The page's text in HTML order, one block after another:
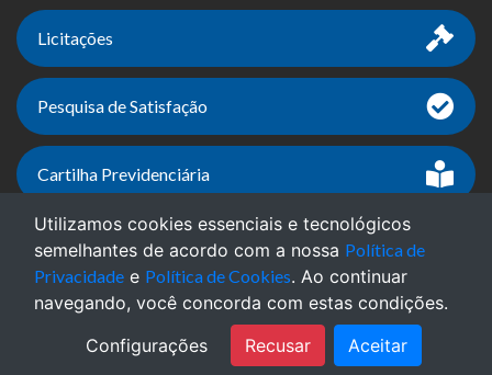
Licitações
Pesquisa de Satisfação
Cartilha Previdenciária
Versão do Sistema: 8.4.5 - 27/02/2026 | Portal
Atualizado em: 07/08/2026
Utilizamos cookies essenciais e tecnológicos
semelhantes de acordo com a nossa Política de
Privacidade e Política de Cookies. Ao continuar
navegando, você concorda com estas condições.
Configurações
Recusar Aceitar